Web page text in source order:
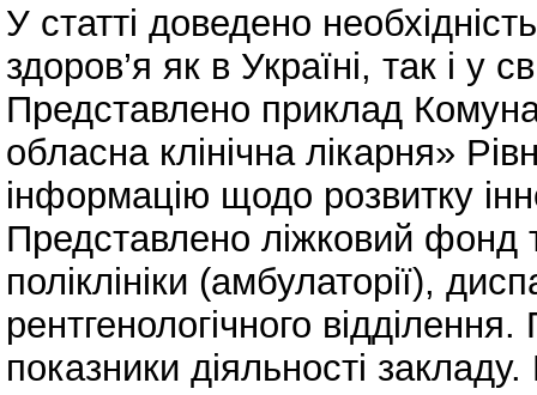
У статті доведено
здоров’я як в Україні, так і у
Представлено приклад
обласна клінічна лікарня»
інформацію щодо розвитку
Представлено ліжковий фонд
поліклініки (амбулаторії),
рентгенологічного
показники діяльності